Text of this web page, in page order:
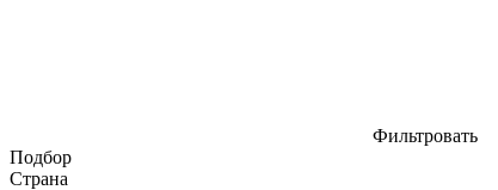
Фильтровать
Подбор
Страна